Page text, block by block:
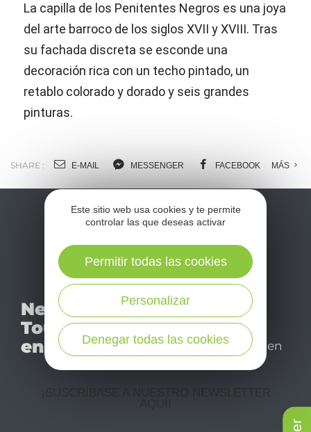
La capilla de los Penitentes Negros es una joya
del arte barroco de los siglos XVII y XVIII. Tras
su fachada discreta se esconde una
decoración rica con un techo pintado, un
retablo colorado y dorado y seis grandes
pinturas.
SHARE : E-MAIL MESSENGER FACEBOOK MÁS
Newsletter
Tourismo
en Aveyron
No se pierda nuestro
mensual newsletter y
déjese inspirar para
disfrutar de su estancia en
Este sitio web usa cookies y te permite
controlar las que deseas activar
Denegar todas las cookies
Personalizar
Permitir todas las cookies